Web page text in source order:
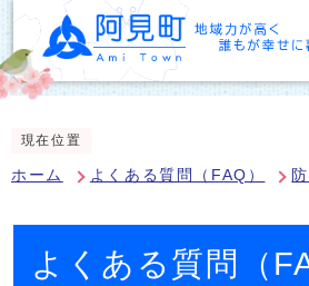
現在位置
ホーム よくある質問（FAQ）
よくある質問（